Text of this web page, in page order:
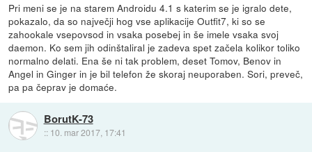
Pri meni se je na starem Androidu 4.1 s katerim se je igralo dete,
pokazalo, da so največji hog vse aplikacije Outfit7, ki so se
zahookale vsepovsod in vsaka posebej in še imele vsaka svoj
daemon. Ko sem jih odinštaliral je zadeva spet začela kolikor toliko
normalno delati. Ena še ni tak problem, deset Tomov, Benov in
Angel in Ginger in je bil telefon že skoraj neuporaben. Sori, preveč,
pa pa čeprav je domaće.
BorutK-73
:: 10. mar 2017, 17:41